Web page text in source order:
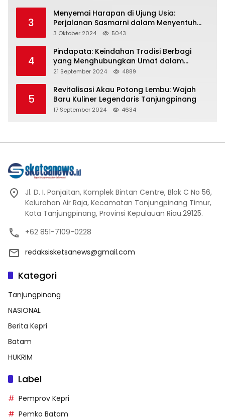
3
Menyemai Harapan di Ujung Usia:
Perjalanan Sasmarni dalam Menyentuh
Hati dan Jiwa
3 Oktober 2024 5043
4
Pindapata: Keindahan Tradisi Berbagi
yang Menghubungkan Umat dalam
Spiritualitas dan Kebersamaan dalam
21 September 2024 4889
5
Revitalisasi Akau Potong Lembu: Wajah
Baru Kuliner Legendaris Tanjungpinang
17 September 2024 4634
Jl. D. I. Panjaitan, Komplek Bintan Centre, Blok C No 56,
Kelurahan Air Raja, Kecamatan Tanjungpinang Timur,
Kota Tanjungpinang, Provinsi Kepulauan Riau.29125.
+62 851-7109-0228
redaksisketsanews@gmail.com
Kategori
Tanjungpinang
NASIONAL
Berita Kepri
Batam
HUKRIM
Label
Pemprov Kepri
Pemko Batam